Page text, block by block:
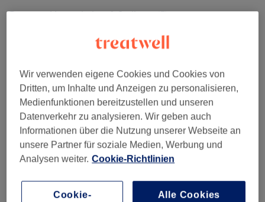
Damen - Haarschnitte & Stylings (5) ab 33 €
Herren - Haarschnitte & Stylings (4
Kinder - Haarschnitte & Stylings (1) ab 25 €
Damen - Coloration & Strähnen (6 ) ab 10 €
Herren - Farbe & Strähnen (5) ab 35 €
Dauerwelle (1)
Pflege & Keratinbehandlung
Wir verwenden eigene Cookies und Cookies von
Dritten, um Inhalte und Anzeigen zu personalisieren,
Medienfunktionen bereitzustellen und unseren
Datenverkehr zu analysieren. Wir geben auch
Informationen über die Nutzung unserer Webseite an
unsere Partner für soziale Medien, Werbung und
Analysen weiter. Cookie-Richtlinien
Alle Cookies
Cookie-